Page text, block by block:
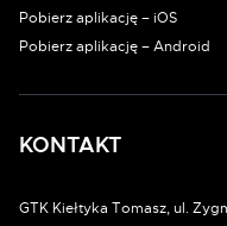
Pobierz aplikację – iOS
Pobierz aplikację – Android
KONTAKT
GTK Kiełtyka Tomasz, ul.